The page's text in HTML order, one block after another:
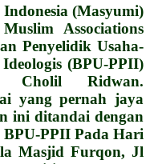
(Masyumi)
Associations
Penyelidik Usaha-
(BPU-PPII)
Ridwan.
yang pernah jaya
ini ditandai dengan
PPII Pada Hari
Masjid Furqon, Jl